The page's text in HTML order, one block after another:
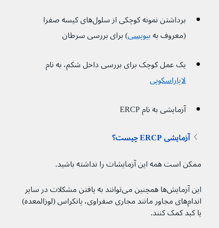
برداشتن نمونه کوچکی از سلول‌های کیسه صفرا
(معروف به بیوپسی) برای بررسی سرطان
یک عمل کوچک برای بررسی داخل شکم، به نام
لاپاراسکوپی
آزمایشی به نام ERCP
آزمایشی ERCP چیست؟
ممکن است همه این آزمایشات را نداشته باشید.
این آزمایش‌ها همچنین می‌توانند به یافتن مشکلات در سایر
اندام‌های مجاور مانند مجاری صفراوی، پانکراس (لوزالمعده)
یا کبد کمک کنند.